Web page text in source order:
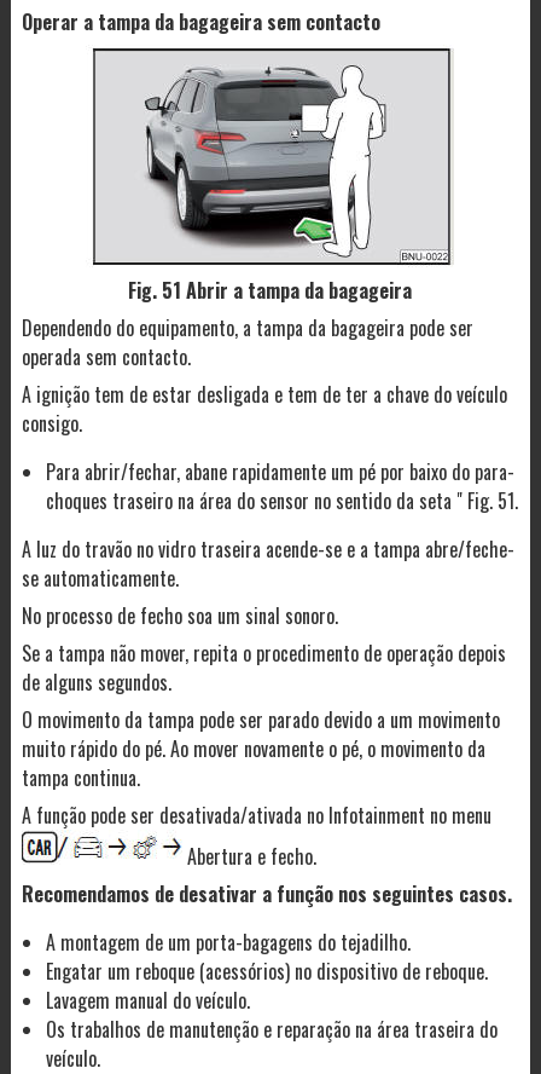
Operar a tampa da bagageira sem contacto
Fig. 51 Abrir a tampa da bagageira
Dependendo do equipamento, a tampa da bagageira pode ser
operada sem contacto.
A ignição tem de estar desligada e tem de ter a chave do veículo
consigo.
Para abrir/fechar, abane rapidamente um pé por baixo do para-
choques traseiro na área do sensor no sentido da seta " Fig. 51.
A luz do travão no vidro traseira acende-se e a tampa abre/feche-
se automaticamente.
No processo de fecho soa um sinal sonoro.
Se a tampa não mover, repita o procedimento de operação depois
de alguns segundos.
O movimento da tampa pode ser parado devido a um movimento
muito rápido do pé. Ao mover novamente o pé, o movimento da
tampa continua.
A função pode ser desativada/ativada no Infotainment no menu
Abertura e fecho.
Recomendamos de desativar a função nos seguintes casos.
A montagem de um porta-bagagens do tejadilho.
Engatar um reboque (acessórios) no dispositivo de reboque.
Lavagem manual do veículo.
Os trabalhos de manutenção e reparação na área traseira do
veículo.